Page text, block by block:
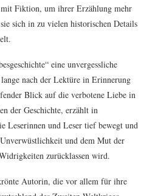
Fiktion, um ihrer Erzählung mehr
sich in zu vielen historischen Details
eine unvergessliche
nach der Lektüre in Erinnerung
Blick auf die verbotene Liebe in
der Geschichte, erzählt in
Leserinnen und Leser tief bewegt und
und dem Mut der
zurücklassen wird.
Autorin, die vor allem für ihre